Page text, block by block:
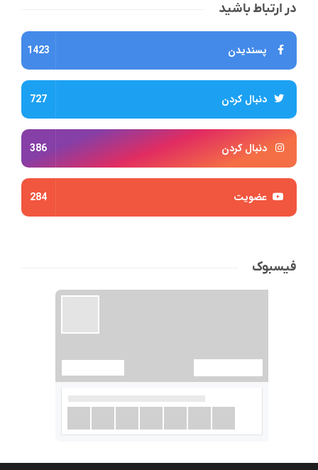
در ارتباط باشید
پسندیدن 1423
دنبال کردن 727
دنبال کردن 386
عضویت 284
فیسبوک